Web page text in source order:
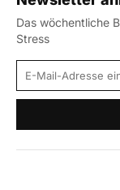
Das wöchentliche
Stress
E-Mail-Adresse